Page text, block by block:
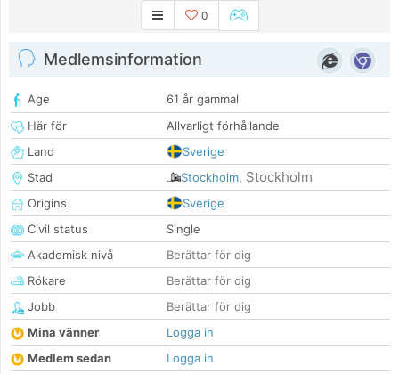
0
Medlemsinformation
Age
61 år gammal
Här för
Allvarligt förhållande
Land
Sverige
Stad
Stockholm, Stockholm
Origins
Sverige
Civil status
Single
Akademisk nivå
Berättar för dig
Rökare
Berättar för dig
Jobb
Berättar för dig
Mina vänner
Logga in
Medlem sedan
Logga in